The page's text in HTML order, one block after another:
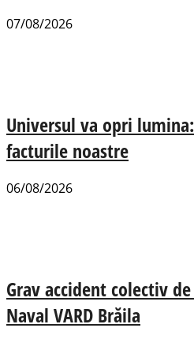
07/08/2026
Universul va opri
facturile noastre
06/08/2026
Grav accident colectiv
Naval VARD Brăila